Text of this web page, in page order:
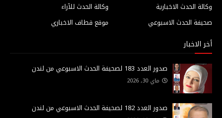
وكالة الحدث للآراء
وكالة الحدث الاخبارية
موقع قطاف الاخباري
صحيفة الحدث الاسبوعي
أخر الاخبار
صدور العدد 183 لصحيفة الحدث الاسبوعي من لندن
ماي 30, 2026
صدور العدد 182 لصحيفة الحدث الاسبوعي من لندن